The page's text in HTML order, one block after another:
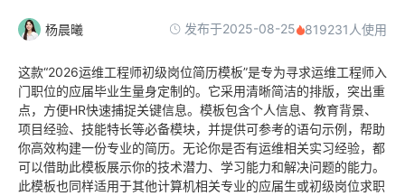
杨晨曦 发布于2025-08-25 819231人使用
这款“2026运维工程师初级岗位简历模板”是专为寻求运维工程师入
门职位的应届毕业生量身定制的。它采用清晰简洁的排版，突出重
点，方便HR快速捕捉关键信息。模板包含个人信息、教育背景、
项目经验、技能特长等必备模块，并提供可参考的语句示例，帮助
你高效构建一份专业的简历。无论你是否有运维相关实习经验，都
可以借助此模板展示你的技术潜力、学习能力和解决问题的能力。
此模板也同样适用于其他计算机相关专业的应届生或初级岗位求职